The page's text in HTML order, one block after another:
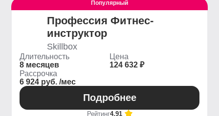
Популярный
Профессия Фитнес-
инструктор
Skillbox
Длительность
8 месяцев
Цена
124 632 ₽
Рассрочка
6 924 руб. /мес
Подробнее
Рейтинг4.91